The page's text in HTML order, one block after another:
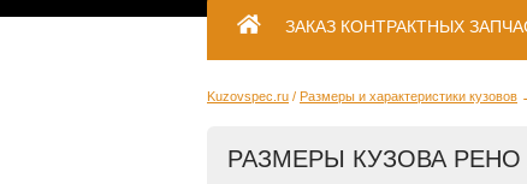
ЗАКАЗ КОНТРАКТНЫХ
Kuzovspec.ru Размеры и характеристики кузовов
РАЗМЕРЫ КУЗОВА РЕНО